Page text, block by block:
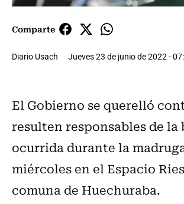
Comparte
Diario Usach Jueves 23 de junio de 2022 -
El Gobierno se querelló
resulten responsables de la
ocurrida durante la
miércoles en el Espacio
comuna de Huechuraba.